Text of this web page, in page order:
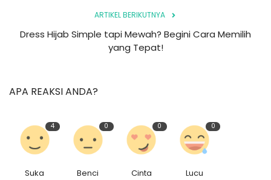
ARTIKEL BERIKUTNYA
Dress Hijab Simple tapi Mewah? Begini Cara Memilih
yang Tepat!
APA REAKSI ANDA?
4
Suka
0
Benci
0
Cinta
0
Lucu